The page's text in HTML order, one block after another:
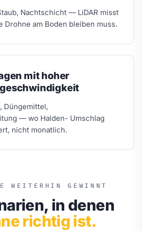
Nachtschicht — LiDAR misst
Drohne am Boden bleiben muss.
mit hoher
Düngemittel,
— wo Halden- Umschlag
nicht monatlich.
WEITERHIN GEWINNT
in denen
richtig ist.